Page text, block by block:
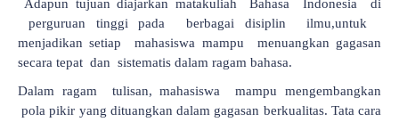
Adapun tujuan diajarkan matakuliah Bahasa Indonesia di
perguruan tinggi pada berbagai disiplin ilmu,untuk
menjadikan setiap mahasiswa mampu menuangkan gagasan
secara tepat dan sistematis dalam ragam bahasa.
Dalam ragam tulisan, mahasiswa mampu mengembangkan
pola pikir yang dituangkan dalam gagasan berkualitas. Tata cara